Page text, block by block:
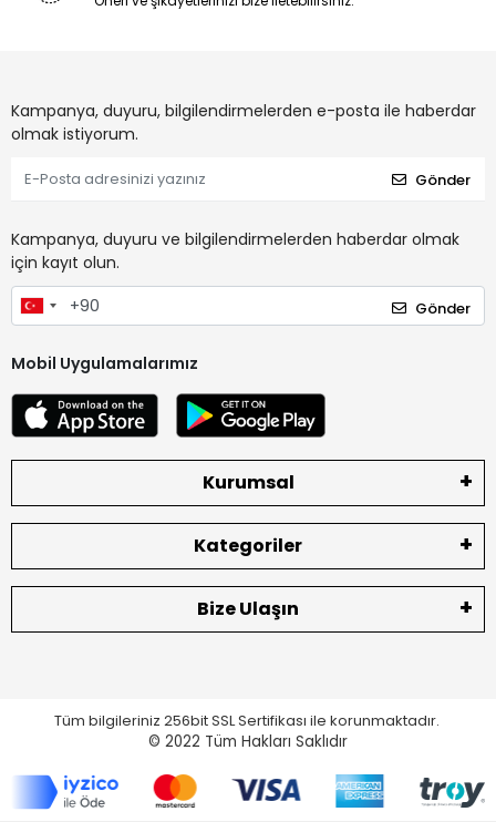
Kampanya, duyuru, bilgilendirmelerden e-posta ile haberdar
olmak istiyorum.
Gönder
Kampanya, duyuru ve bilgilendirmelerden haberdar olmak
için kayıt olun.
Gönder
Mobil Uygulamalarımız
Kurumsal
Kategoriler
Bize Ulaşın
Tüm bilgileriniz 256bit SSL Sertifikası ile korunmaktadır.
© 2022 Tüm Hakları Saklıdır